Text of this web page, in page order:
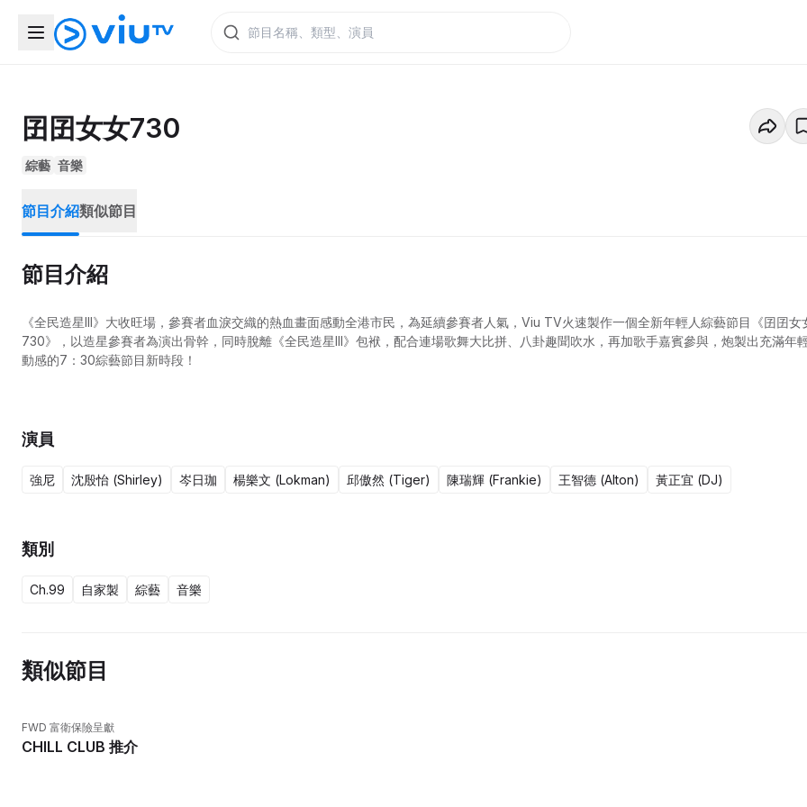
囝囝女女730
綜藝 音樂
節目介紹類似節目
節目介紹
《全民造星III》大收旺場，參賽者血淚交織的熱血畫面感動全港市民，為延續參賽者人氣，Viu TV火速製作一個全新年輕人綜藝節目《囝囝女
730》，以造星參賽者為演出骨幹，同時脫離《全民造星III》包袱，配合連場歌舞大比拼、八卦趣聞吹水，再加歌手嘉賓參與，炮製出充滿年
動感的7：30綜藝節目新時段！
演員
強尼 沈殷怡 (Shirley) 岑日珈 楊樂文 (Lokman) 邱傲然 (Tiger) 陳瑞輝 (Frankie) 王智德 (Alton) 黃正宜 (DJ)
類別
Ch.99 自家製 綜藝 音樂
類似節目
FWD 富衛保險呈獻
CHILL CLUB 推介